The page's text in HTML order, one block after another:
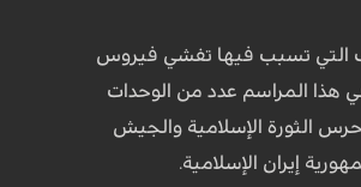
التي تسبب فيها تفشي فيروس
هذا المراسم عدد من الوحدات
الثورة الإسلامية والجيش
إيران الإسلامية.